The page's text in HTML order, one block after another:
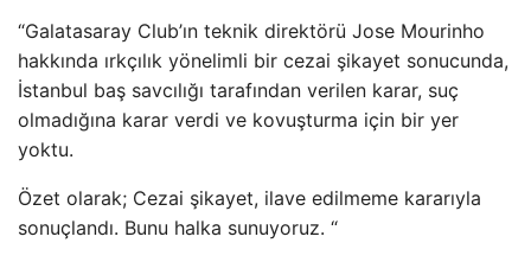
“Galatasaray Club’ın teknik direktörü Jose Mourinho
hakkında ırkçılık yönelimli bir cezai şikayet sonucunda,
İstanbul baş savcılığı tarafından verilen karar, suç
olmadığına karar verdi ve kovuşturma için bir yer
yoktu.
Özet olarak; Cezai şikayet, ilave edilmeme kararıyla
sonuçlandı. Bunu halka sunuyoruz. “